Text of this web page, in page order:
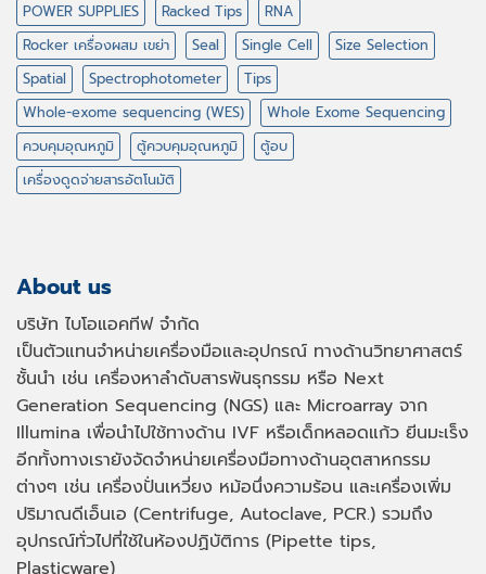
POWER SUPPLIES
Racked Tips
RNA
Rocker เครื่องผสม เขย่า
Seal Single Cell
Size Selection
Spatial
Spectrophotometer
Tips
Whole-exome sequencing (WES)
Whole Exome Sequencing
ควบคุมอุณหภูมิ
ตู้ควบคุมอุณหภูมิ
ตู้อบ
เครื่องดูดจ่ายสารอัตโนมัติ
About us
บริษัท ไบโอแอคทีฟ จำกัด
เป็นตัวแทนจำหน่ายเครื่องมือและอุปกรณ์ ทางด้านวิทยาศาสตร์
ชั้นนำ เช่น เครื่องหาลำดับสารพันธุกรรม หรือ Next
Generation Sequencing (NGS) และ Microarray จาก
Illumina เพื่อนำไปใช้ทางด้าน IVF หรือเด็กหลอดแก้ว ยีนมะเร็ง
อีกทั้งทางเรายังจัดจำหน่ายเครื่องมือทางด้านอุตสาหกรรม
ต่างๆ เช่น เครื่องปั่นเหวี่ยง หม้อนึ่งความร้อน และเครื่องเพิ่ม
ปริมาณดีเอ็นเอ (Centrifuge, Autoclave, PCR.) รวมถึง
อุปกรณ์ทั่วไปที่ใช้ในห้องปฏิบัติการ (Pipette tips,
Plasticware)